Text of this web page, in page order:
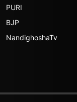
PURI
BJP
NandighoshaTv